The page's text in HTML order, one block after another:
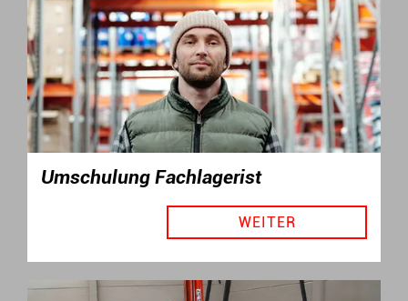
Umschulung Fachlagerist
WEITER